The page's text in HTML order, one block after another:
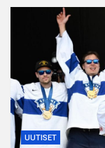
UUTISET